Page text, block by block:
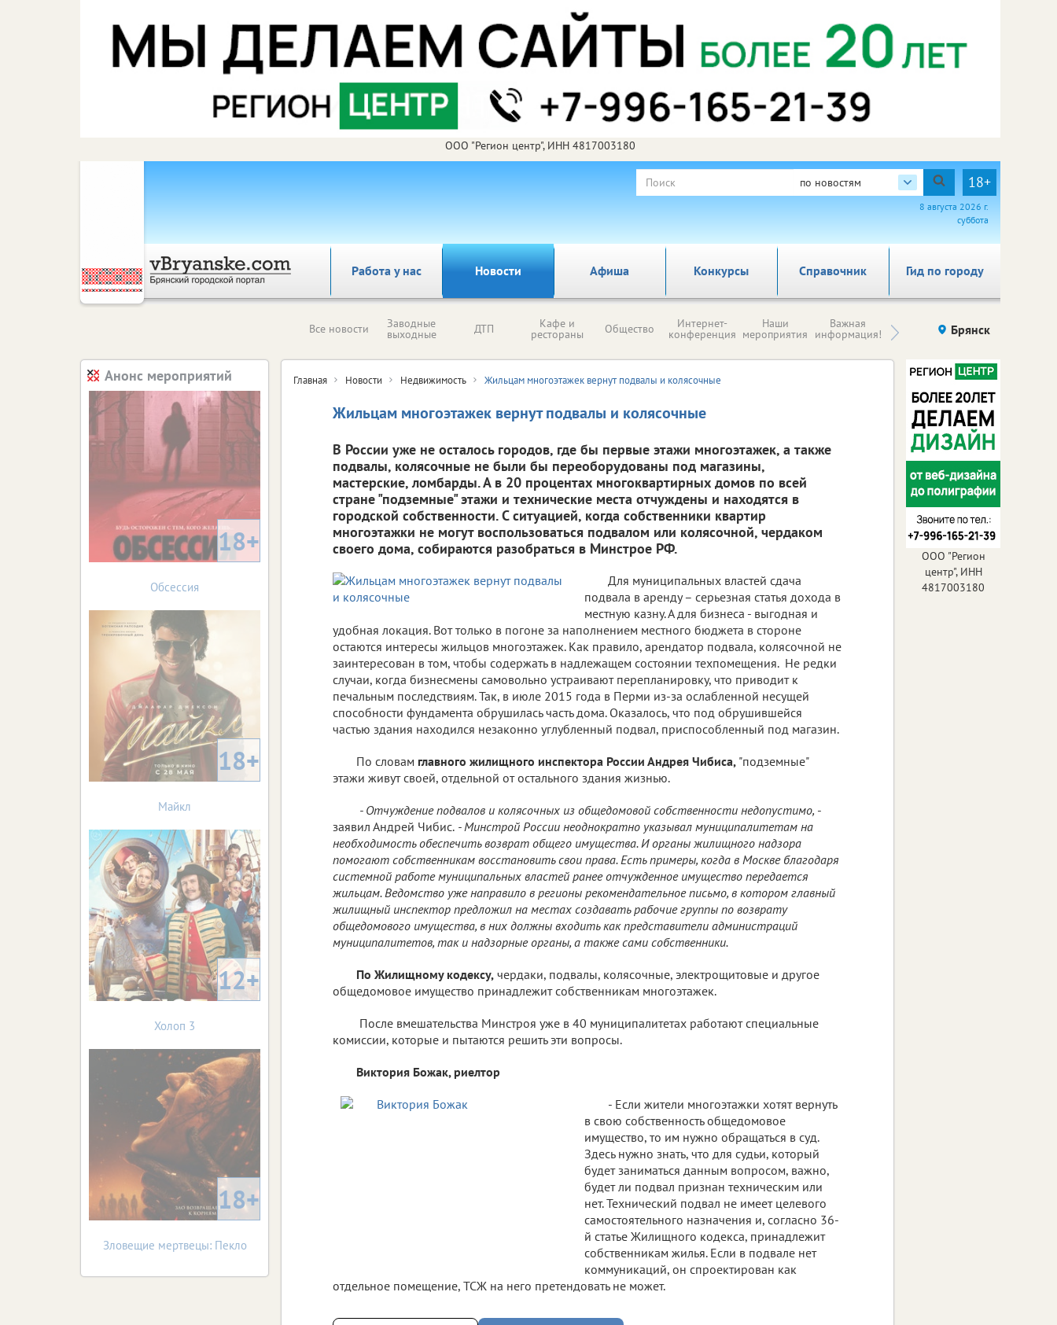
ООО "Регион центр", ИНН 4817003180
по новостям 18+
8 августа 2026 г.
суббота
Работа у нас Новости Афиша Справочник Гид по городу
Конкурсы
Все новости Заводные
выходные ДТП Кафе и
рестораны Общество Интернет-
конференция
Наши
мероприятия
Важная
информация! Происшествия Здоровье
Брянск
Главная Новости Недвижимость Жильцам многоэтажек вернут подвалы и колясочные
Жильцам многоэтажек вернут подвалы и колясочные
В России уже не осталось городов, где бы первые этажи многоэтажек, а также
подвалы, колясочные не были бы переоборудованы под магазины,
мастерские, ломбарды. А в 20 процентах многоквартирных домов по всей
стране "подземные" этажи и технические места отчуждены и находятся в
городской собственности. С ситуацией, когда собственники квартир
многоэтажки не могут воспользоваться подвалом или колясочной, чердаком
своего дома, собираются разобраться в Минстрое РФ.
Для муниципальных властей сдача
подвала в аренду – серьезная статья дохода в
местную казну. А для бизнеса - выгодная и
удобная локация. Вот только в погоне за наполнением местного бюджета в стороне
остаются интересы жильцов многоэтажек. Как правило, арендатор подвала, колясочной не
заинтересован в том, чтобы содержать в надлежащем состоянии техпомещения. Не редки
случаи, когда бизнесмены самовольно устраивают перепланировку, что приводит к
печальным последствиям. Так, в июле 2015 года в Перми из-за ослабленной несущей
способности фундамента обрушилась часть дома. Оказалось, что под обрушившейся
частью здания находился незаконно углубленный подвал, приспособленный под магазин.
По словам главного жилищного инспектора России Андрея Чибиса, "подземные"
этажи живут своей, отдельной от остального здания жизнью.
- Отчуждение подвалов и колясочных из общедомовой собственности недопустимо, -
заявил Андрей Чибис. - Минстрой России неоднократно указывал муниципалитетам на
необходимость обеспечить возврат общего имущества. И органы жилищного надзора
помогают собственникам восстановить свои права. Есть примеры, когда в Москве благодаря
системной работе муниципальных властей ранее отчужденное имущество передается
жильцам. Ведомство уже направило в регионы рекомендательное письмо, в котором главный
жилищный инспектор предложил на местах создавать рабочие группы по возврату
общедомового имущества, в них должны входить как представители администраций
муниципалитетов, так и надзорные органы, а также сами собственники.
По Жилищному кодексу, чердаки, подвалы, колясочные, электрощитовые и другое
общедомовое имущество принадлежит собственникам многоэтажек.
После вмешательства Минстроя уже в 40 муниципалитетах работают специальные
комиссии, которые и пытаются решить эти вопросы.
Виктория Божак, риелтор
- Если жители многоэтажки хотят вернуть
в свою собственность общедомовое
имущество, то им нужно обращаться в суд.
Здесь нужно знать, что для судьи, который
будет заниматься данным вопросом, важно,
будет ли подвал признан техническим или
нет. Технический подвал не имеет целевого
самостоятельного назначения и, согласно 36-
й статье Жилищного кодекса, принадлежит
собственникам жилья. Если в подвале нет
коммуникаций, он спроектирован как
отдельное помещение, ТСЖ на него претендовать не может.
Анонс мероприятий
18+
Обсессия
18+
Майкл
12+
Холоп 3
18+
Зловещие мертвецы: Пекло
ООО "Регион
центр", ИНН
4817003180